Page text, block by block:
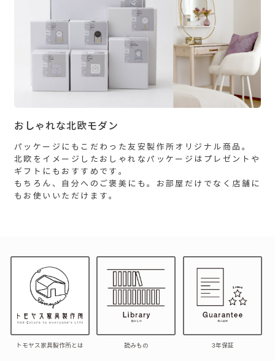
おしゃれな北欧モダン
パッケージにもこだわった友安製作所オリジナル商品。
北欧をイメージしたおしゃれなパッケージはプレゼントや
ギフトにもおすすめです。
もちろん、自分へのご褒美にも。お部屋だけでなく店舗に
もお使いいただけます。
トモヤス家具製作所とは 読みもの 3年保証